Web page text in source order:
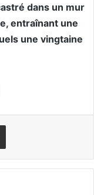
dans un mur
entraînant une
une vingtaine